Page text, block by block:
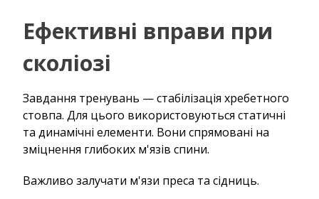
Ефективні вправи при
сколіозі
Завдання тренувань — стабілізація хребетного
стовпа. Для цього використовуються статичні
та динамічні елементи. Вони спрямовані на
зміцнення глибоких м'язів спини.
Важливо залучати м'язи преса та сідниць.